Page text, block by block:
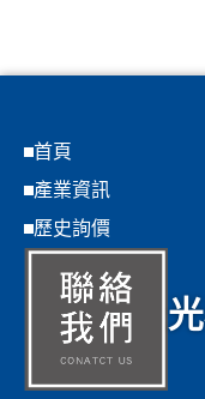
首頁
產業資訊
歷史詢價